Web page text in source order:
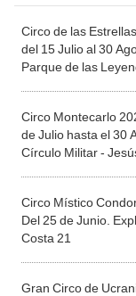
Circo de las
del 15 Julio al 30
Parque de las
Circo Montecarlo
de Julio hasta el 30
Círculo Militar -
Circo Místico
Del 25 de Junio.
Costa 21
Gran Circo de